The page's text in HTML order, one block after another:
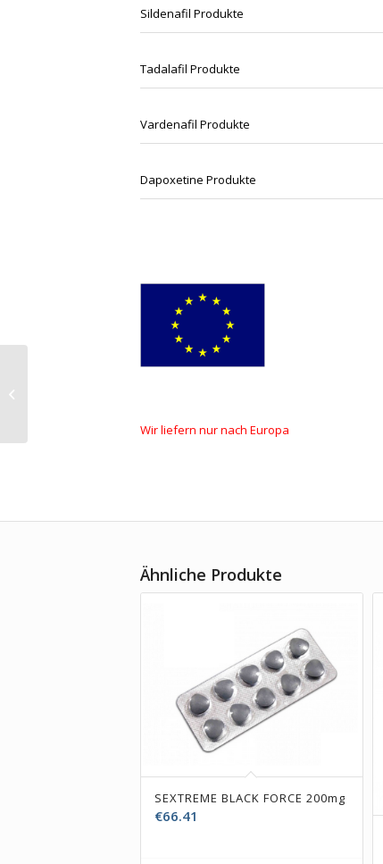
Sildenafil Produkte
Tadalafil Produkte
Vardenafil Produkte
Dapoxetine Produkte
Wirliefern nur nach Europa
Ähnliche Produkte
SEXTREME BLACK FORCE 200mg
€66.41